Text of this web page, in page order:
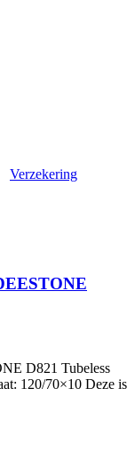
Verzekering
D821 Tubeless
120/70×10 Deze is